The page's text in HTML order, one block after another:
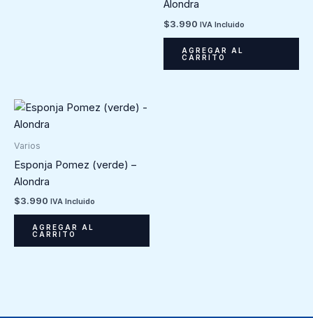
Alondra
$3.990 IVA Incluido
AGREGAR AL
CARRITO
Varios
Esponja Pomez (verde) –
Alondra
$3.990 IVA Incluido
AGREGAR AL
CARRITO